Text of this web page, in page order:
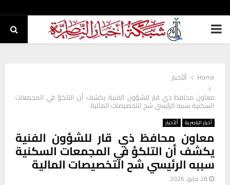
PRIMARY
Home
ألأخبار
معاون محافظ ذي قار للشؤون الفنية يكشف أن التلكؤ في المجمعات
السكنية سببه الرئيسي شح التخصيصات المالية
أخبار الناصرية ألأخبار
معاون محافظ ذي قار للشؤون الفنية
يكشف أن التلكؤ في المجمعات السكنية
سببه الرئيسي شح التخصيصات المالية
28 مايو، 2026